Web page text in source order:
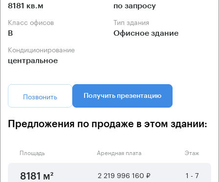
8181 кв.м по запросу
Класс офисов
B
Тип здания
Офисное здание
Кондиционирование
центральное
Позвонить Получить презентацию
Предложения по продаже в этом здании:
Площадь Арендная плата Этаж
8181 м² 2 219 996 160 ₽ 1 - 7